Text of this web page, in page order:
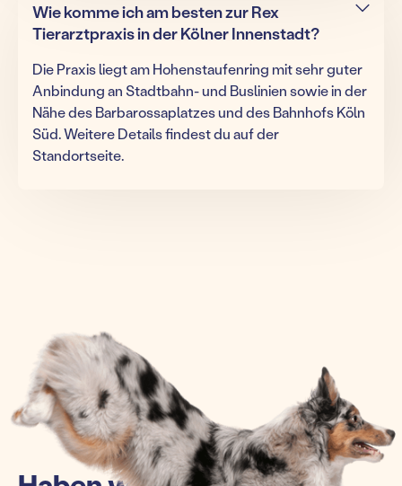
Wie komme ich am besten zur Rex
Tierarztpraxis in der Kölner Innenstadt?
Die Praxis liegt am Hohenstaufenring mit sehr guter
Anbindung an Stadtbahn- und Buslinien sowie in der
Nähe des Barbarossaplatzes und des Bahnhofs Köln
Süd. Weitere Details findest du auf der
Standortseite.